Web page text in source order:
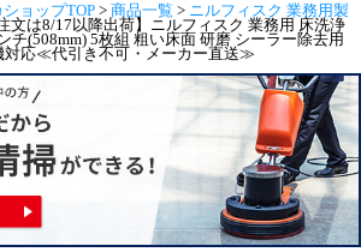
ョップTOP > 商品一覧 > ニルフィスク 業務用製
文は8/17以降出荷】ニルフィスク 業務用 床洗浄
チ(508mm) 5枚組 粗い床面 研磨 シーラー除去用
応≪代引き不可・メーカー直送≫